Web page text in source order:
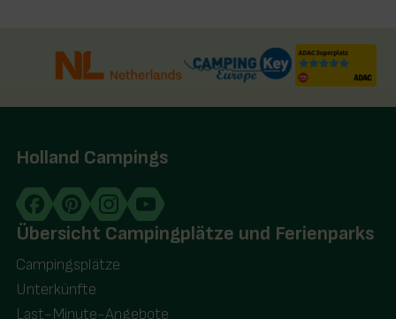
Holland Campings
Übersicht Campingplätze und Ferienparks
Campingsplätze
Unterkünfte
Last-Minute-Angebote